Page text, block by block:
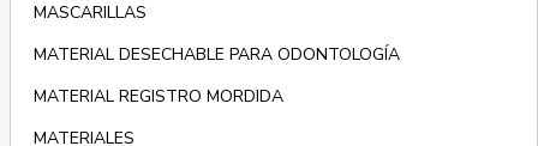
MASCARILLAS
MATERIAL DESECHABLE PARA ODONTOLOGÍA
MATERIAL REGISTRO MORDIDA
MATERIALES